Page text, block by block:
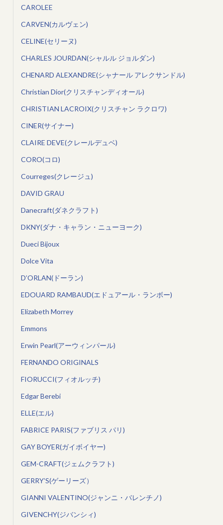
CAROLEE
CARVEN(カルヴェン)
CELINE(セリーヌ)
CHARLES JOURDAN(シャルル ジョルダン)
CHENARD ALEXANDRE(シャナール アレクサンドル)
Christian Dior(クリスチャンディオール)
CHRISTIAN LACROIX(クリスチャン ラクロワ)
CINER(サイナー)
CLAIRE DEVE(クレールデュベ)
CORO(コロ)
Courreges(クレージュ)
DAVID GRAU
Danecraft(ダネクラフト)
DKNY(ダナ・キャラン・ニューヨーク)
Dueci Bijoux
Dolce Vita
D’ORLAN(ドーラン)
EDOUARD RAMBAUD(エドュアール・ランボー)
Elizabeth Morrey
Emmons
Erwin Pearl(アーウィンパール)
FERNANDO ORIGINALS
FIORUCCI(フィオルッチ)
Edgar Berebi
ELLE(エル)
FABRICE PARIS(ファブリス パリ)
GAY BOYER(ガイボイヤー)
GEM-CRAFT(ジェムクラフト)
GERRY’S(ゲーリーズ）
GIANNI VALENTINO(ジャンニ・バレンチノ)
GIVENCHY(ジバンシィ)